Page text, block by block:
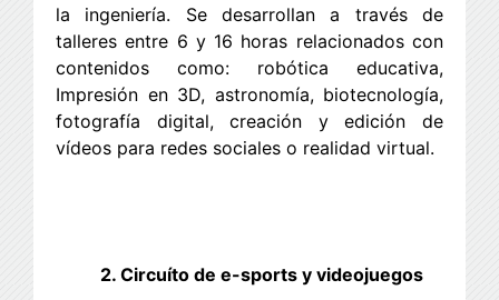
la ingeniería. Se desarrollan a través de
talleres entre 6 y 16 horas relacionados con
contenidos como: robótica educativa,
Impresión en 3D, astronomía, biotecnología,
fotografía digital, creación y edición de
vídeos para redes sociales o realidad virtual.
2. Circuíto de e-sports y videojuegos